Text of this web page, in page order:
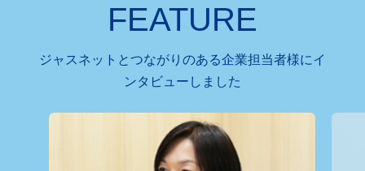
FEATURE
ジャスネットとつながりのある企業担当者様にイ
ンタビューしました